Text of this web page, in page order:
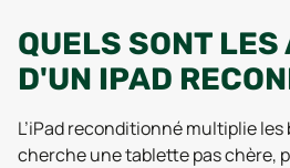
QUELS SONT LES
D'UN IPAD
L’iPad reconditionné multiplie
cherche une tablette pas chère,